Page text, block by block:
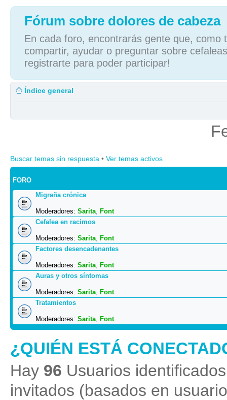
Fórum sobre dolores de cabeza
En cada foro, encontrarás gente que, como
compartir, ayudar o preguntar sobre
registrarte para poder participar!
Índice general
Buscar temas sin respuesta • Ver temas activos
FORO
Migraña crónica
Moderadores: Sarita, Font
Cefalea en racimos
Moderadores: Sarita, Font
Factores desencadenantes
Moderadores: Sarita, Font
Auras y otros síntomas
Moderadores: Sarita, Font
Tratamientos
Moderadores: Sarita, Font
¿QUIÉN ESTÁ
Hay 96 Usuarios
invitados (basados en